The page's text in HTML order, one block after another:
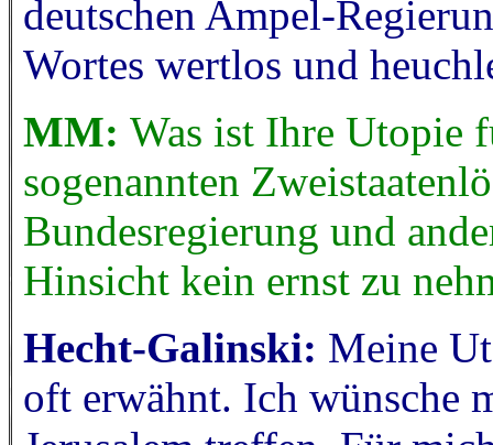
deutschen Ampel-
Wortes wertlos und
MM: Was ist Ihre Utopie
sogenannten
Bundesregierung und
Hinsicht kein ernst zu
Hecht-Galinski: Meine
oft erwähnt. Ich wünsche